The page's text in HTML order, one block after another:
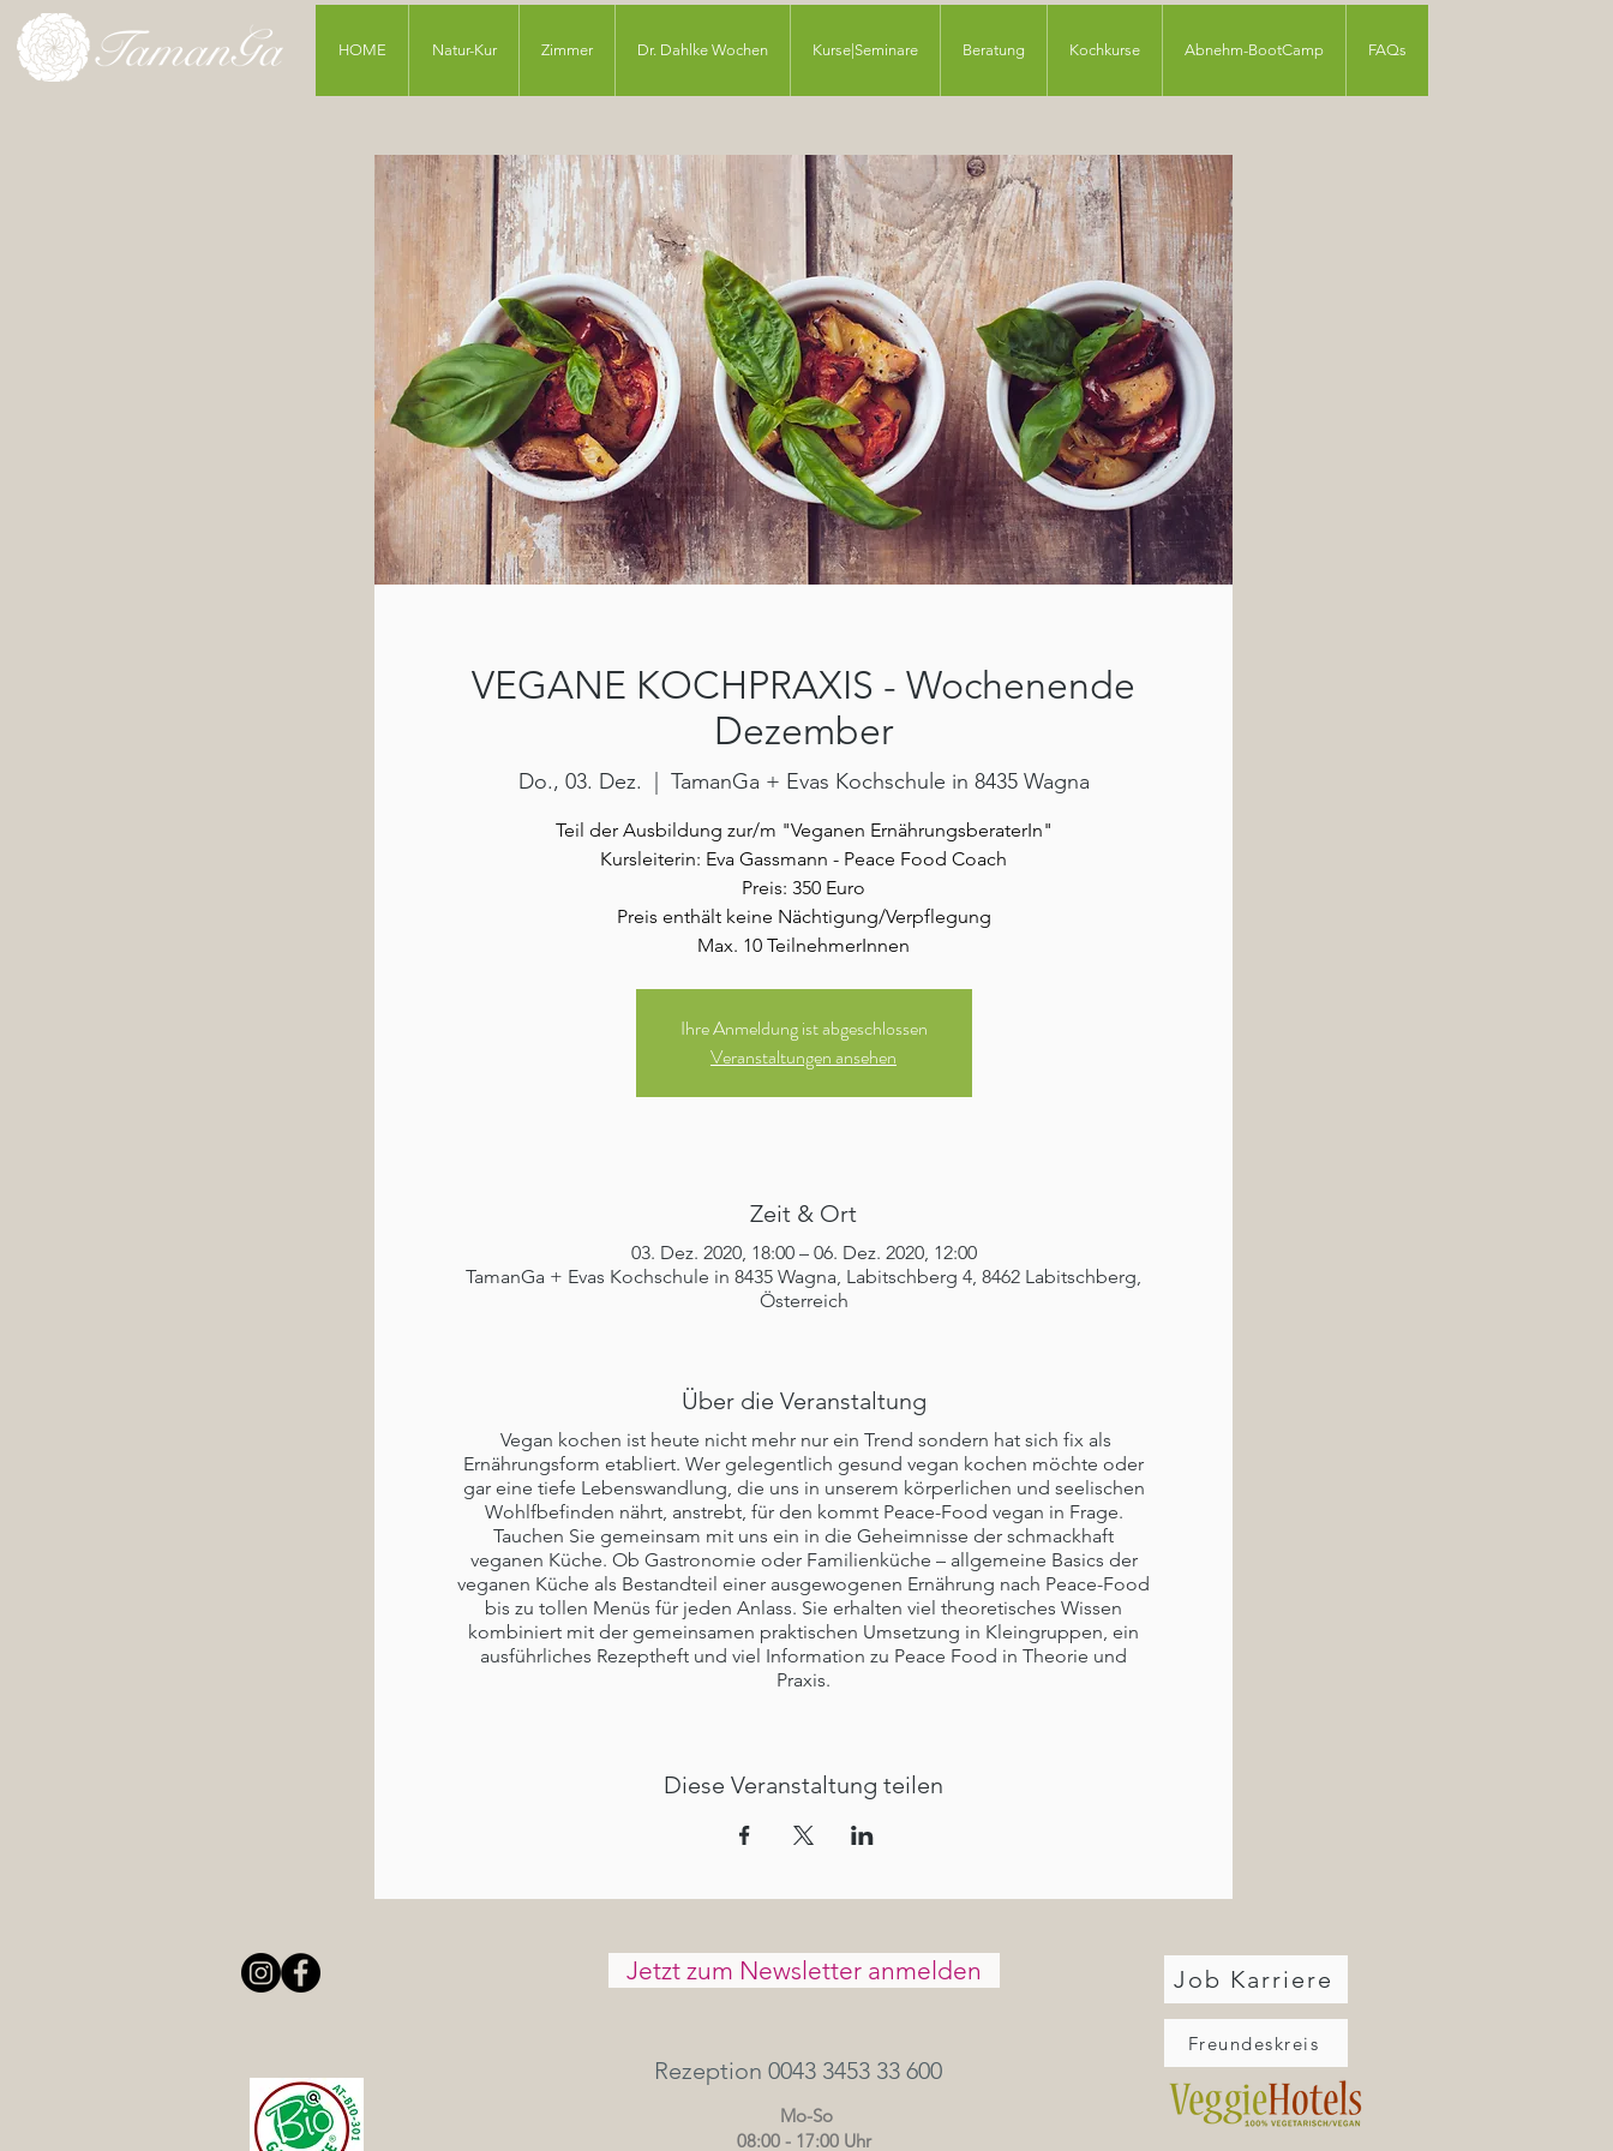
HOME Natur-Kur Zimmer Dr. Dahlke Wochen Kurse|Seminare Beratung Kochkurse Abnehm-BootCamp FAQs
VEGANE KOCHPRAXIS - Wochenende
Dezember
Do., 03. Dez. TamanGa + Evas Kochschule in 8435 Wagna
Teil der Ausbildung zur/m "Veganen ErnährungsberaterIn"
Kursleiterin: Eva Gassmann - Peace Food Coach
Preis: 350 Euro
Preis enthält keine Nächtigung/Verpflegung
Max. 10 TeilnehmerInnen
Ihre Anmeldung ist abgeschlossen
Veranstaltungen ansehen
Zeit & Ort
03. Dez. 2020, 18:00 – 06. Dez. 2020, 12:00
TamanGa + Evas Kochschule in 8435 Wagna, Labitschberg 4, 8462 Labitschberg,
Österreich
Über die Veranstaltung
Vegan kochen ist heute nicht mehr nur ein Trend sondern hat sich fix als
Ernährungsform etabliert. Wer gelegentlich gesund vegan kochen möchte oder
gar eine tiefe Lebenswandlung, die uns in unserem körperlichen und seelischen
Wohlfbefinden nährt, anstrebt, für den kommt Peace-Food vegan in Frage.
Tauchen Sie gemeinsam mit uns ein in die Geheimnisse der schmackhaft
veganen Küche. Ob Gastronomie oder Familienküche – allgemeine Basics der
veganen Küche als Bestandteil einer ausgewogenen Ernährung nach Peace-Food
bis zu tollen Menüs für jeden Anlass. Sie erhalten viel theoretisches Wissen
kombiniert mit der gemeinsamen praktischen Umsetzung in Kleingruppen, ein
ausführliches Rezeptheft und viel Information zu Peace Food in Theorie und
Praxis.
(Im Rahmen der Zertifizierung zum Veganen Ernährungsberater ergeben zwei
Anreise und Einführung in die Peace Food Küche bei einem gemeinsamen
Im Seminarpreis sind keine Nächtigungs- und Verpflegungskosten enthalten!
Diese Veranstaltung teilen
Jetzt zum Newsletter anmelden
Rezeption 0043 3453 33 600
Mo-So
08:00 - 17:00 Uhr
Job Karriere
Freundeskreis